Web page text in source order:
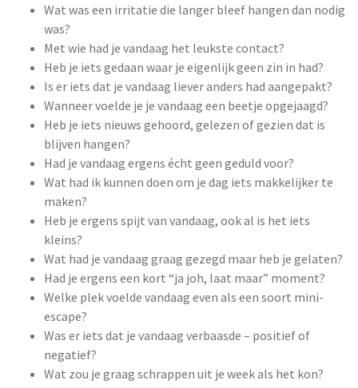
Wat was een irritatie die langer bleef hangen dan nodig
was?
Met wie had je vandaag het leukste contact?
Heb je iets gedaan waar je eigenlijk geen zin in had?
Is er iets dat je vandaag liever anders had aangepakt?
Wanneer voelde je je vandaag een beetje opgejaagd?
Heb je iets nieuws gehoord, gelezen of gezien dat is
blijven hangen?
Had je vandaag ergens écht geen geduld voor?
Wat had ik kunnen doen om je dag iets makkelijker te
maken?
Heb je ergens spijt van vandaag, ook al is het iets
kleins?
Wat had je vandaag graag gezegd maar heb je gelaten?
Had je ergens een kort “ja joh, laat maar” moment?
Welke plek voelde vandaag even als een soort mini-
escape?
Was er iets dat je vandaag verbaasde – positief of
negatief?
Wat zou je graag schrappen uit je week als het kon?